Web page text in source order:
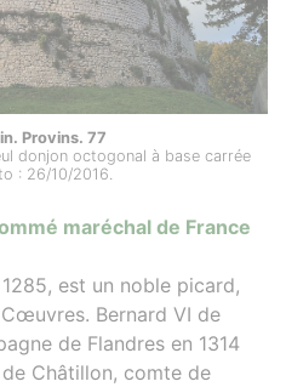
Provins. 77
donjon octogonal à base carrée
: 26/10/2016.
maréchal de France
est un noble picard,
Bernard VI de
de Flandres en 1314
Châtillon, comte de